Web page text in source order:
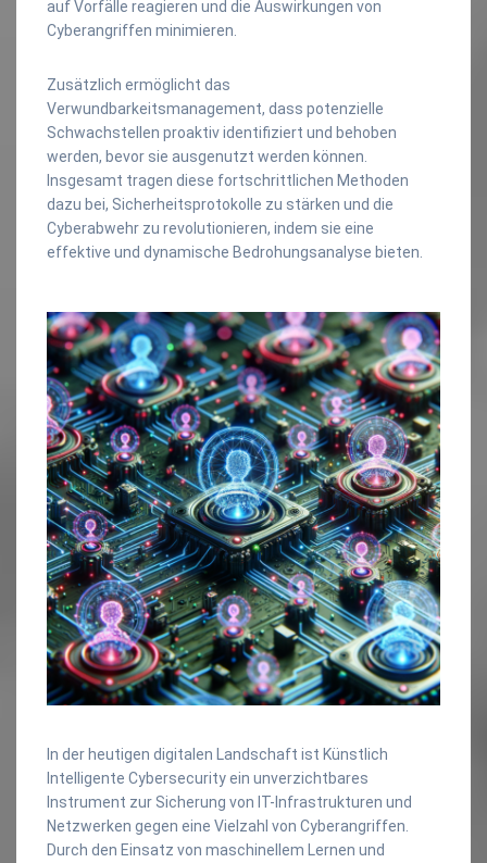
auf Vorfälle reagieren und die Auswirkungen von
Cyberangriffen minimieren.
Zusätzlich ermöglicht das
Verwundbarkeitsmanagement, dass potenzielle
Schwachstellen proaktiv identifiziert und behoben
werden, bevor sie ausgenutzt werden können.
Insgesamt tragen diese fortschrittlichen Methoden
dazu bei, Sicherheitsprotokolle zu stärken und die
Cyberabwehr zu revolutionieren, indem sie eine
effektive und dynamische Bedrohungsanalyse bieten.
In der heutigen digitalen Landschaft ist Künstlich
Intelligente Cybersecurity ein unverzichtbares
Instrument zur Sicherung von IT-Infrastrukturen und
Netzwerken gegen eine Vielzahl von Cyberangriffen.
Durch den Einsatz von maschinellem Lernen und